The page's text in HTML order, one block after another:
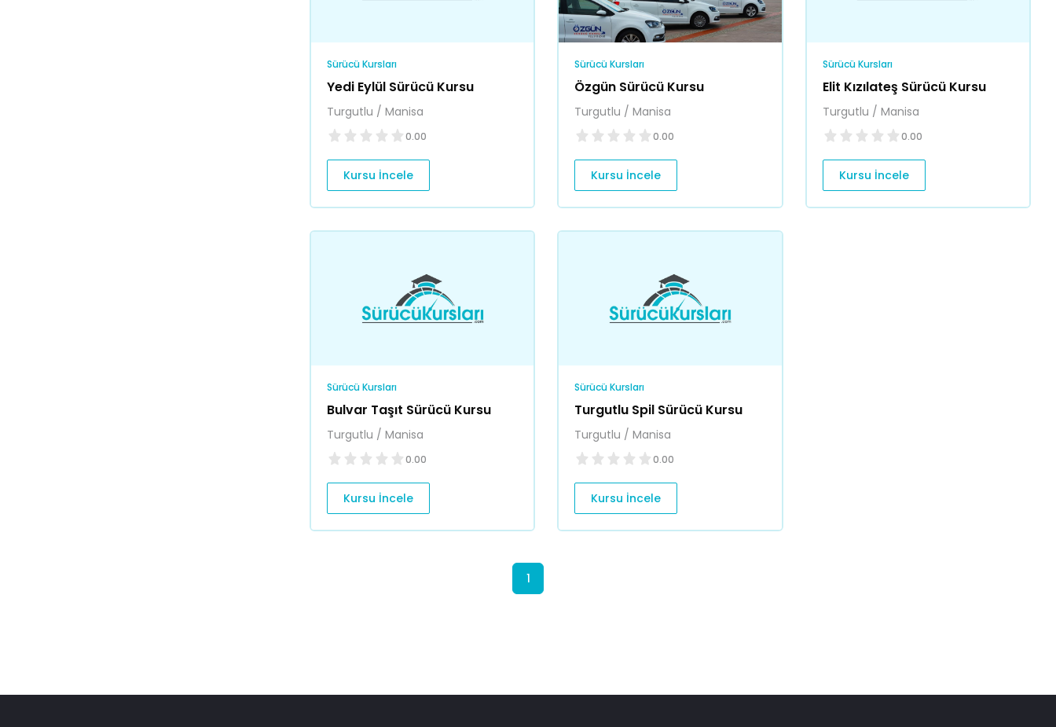
Sürücü Kursları
Yedi Eylül Sürücü Kursu
Turgutlu / Manisa
0.00
Kursu İncele
Sürücü Kursları
Özgün Sürücü Kursu
Turgutlu / Manisa
0.00
Kursu İncele
Sürücü Kursları
Elit Kızılateş Sürücü Kursu
Turgutlu / Manisa
0.00
Kursu İncele
Sürücü Kursları
Bulvar Taşıt Sürücü Kursu
Turgutlu / Manisa
0.00
Kursu İncele
Sürücü Kursları
Turgutlu Spil Sürücü Kursu
Turgutlu / Manisa
0.00
Kursu İncele
1